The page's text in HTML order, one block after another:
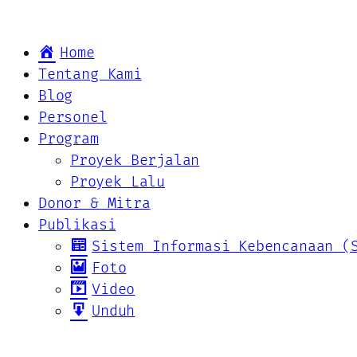
Home
Tentang Kami
Blog
Personel
Program
Proyek Berjalan
Proyek Lalu
Donor & Mitra
Publikasi
Sistem Informasi Kebencanaan
Foto
Video
Unduh